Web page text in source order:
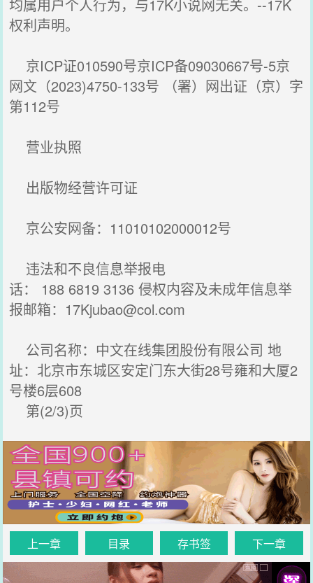
均属用户个人行为，与17K小说网无关。--17K
权利声明。
京ICP证010590号京ICP备09030667号-5京
网文（2023)4750-133号 （署）网出证（京）字
第112号
营业执照
出版物经营许可证
京公安网备：11010102000012号
违法和不良信息举报电
话： 188 6819 3136 侵权内容及未成年信息举
报邮箱： 17Kjubao@col.com
公司名称：中文在线集团股份有限公司 地
址：北京市东城区安定门东大街28号雍和大厦2
号楼6层608
第(2/3)页
上一章 目录 存书签 下一章